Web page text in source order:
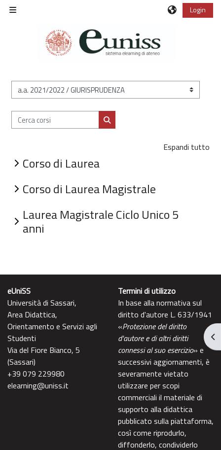
Vai al contenuto principale
Login
Categorie di corso
Cerca corsi
Cerca corsi
Espandi tutto
Corso di Laurea
Corso di Laurea Magistrale
Laurea Magistrale Ciclo Unico 5
anni
eUniSS
Università di Sassari,
Area Didattica,
Orientamento e Servizi agli
Studenti
Via del Fiore Bianco, 5
(Sassari)
+39 079 229980
elearning@uniss.it
Termini di utilizzo
In base alla normativa sul
diritto d'autore L. 633/1941
«Protezione del diritto
d'autore e di altri diritti
connessi al suo esercizio» e
successivi aggiornamenti, è
severamente vietato
utilizzare per scopi
commerciali il materiale di
supporto alla didattica
pubblicato sulla piattaforma,
così come riprodurlo,
diffonderlo, condividerlo